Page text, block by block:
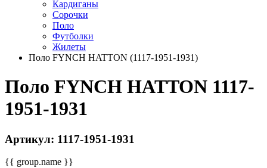
Кардиганы
Сорочки
Поло
Футболки
Жилеты
Поло FYNCH HATTON (1117-1951-1931)
Поло FYNCH HATTON 1117-
1951-1931
Артикул: 1117-1951-1931
{{ group.name }}